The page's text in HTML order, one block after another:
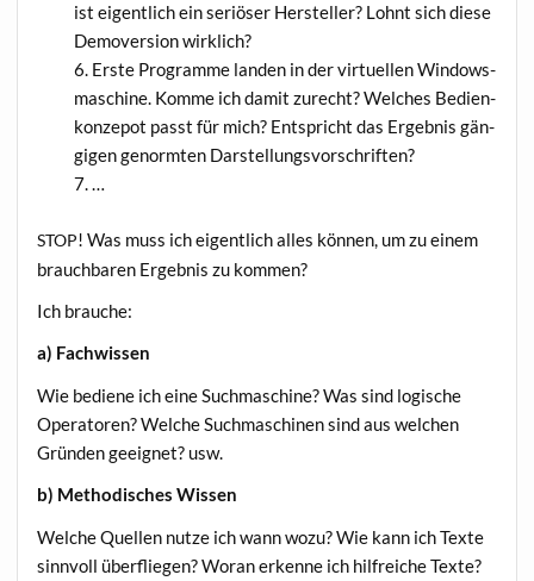
ist eigent­lich ein seriö­ser Her­stel­ler? Lohnt sich die­se
Demo­ver­si­on wirklich?
Ers­te Pro­gram­me lan­den in der vir­tu­el­len Win­dows­
ma­schi­ne. Kom­me ich damit zurecht? Wel­ches Bedien­
kon­ze­pot passt für mich? Ent­spricht das Ergeb­nis gän­
gi­gen genorm­ten Darstellungsvorschriften?
…
STOP! Was muss ich eigent­lich alles kön­nen, um zu einem
brauch­ba­ren Ergeb­nis zu kommen?
Ich brau­che:
a) Fach­wis­sen
Wie bedie­ne ich eine Such­ma­schi­ne? Was sind logi­sche
Ope­ra­to­ren? Wel­che Such­ma­schi­nen sind aus wel­chen
Grün­den geeig­net? usw.
b) Metho­di­sches Wissen
Wel­che Quel­len nut­ze ich wann wozu? Wie kann ich Tex­te
sinn­voll über­flie­gen? Wor­an erken­ne ich hilf­rei­che Tex­te?